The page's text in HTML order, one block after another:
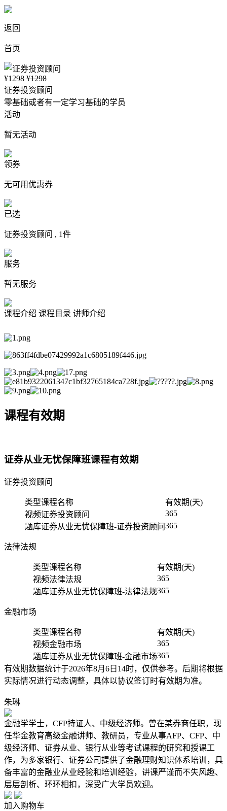
返回
首页
¥1298 ¥1298
证券投资顾问
零基础或者有一定学习基础的学员
活动
暂无活动
领券
无可用优惠券
已选
证券投资顾问 , 1件
服务
暂无服务
课程介绍 课程目录 讲师介绍
课程有效期
证券从业无忧保障班课程有效期
证券投资顾问
类型课程名称
有效期(天)
视频证券投资顾问
365
题库证券从业无忧保障班-证券投资顾问365
法律法规
类型课程名称
有效期(天)
视频法律法规
365
题库证券从业无忧保障班-法律法规365
金融市场
类型课程名称
有效期(天)
视频金融市场
365
题库证券从业无忧保障班-金融市场365
有效期数据统计于2026年8月6日14时，仅供参考。后期将根据
实际情况进行动态调整，具体以协议签订时有效期为准。
朱琳
金融学学士，CFP持证人、中级经济师。曾在某券商任职，现
任华金教育高级金融讲师、教研员，专业从事AFP、CFP、中
级经济师、证券从业、银行从业等考试课程的研究和授课工
作，为多家银行、证券公司提供了金融理财知识体系培训，具
备丰富的金融业从业经验和培训经验，讲课严谨而不失风趣、
层层剖析、环环相扣，深受广大学员欢迎。
加入购物车